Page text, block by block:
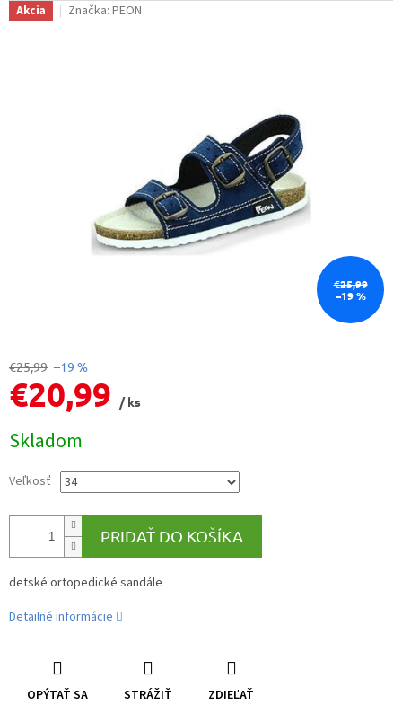
Akcia Značka: PEON
€25,99
–19 %
€25,99 –19 %
€20,99
/ ks
cena:
Skladom
Veľkosť
PRIDAŤ DO KOŠÍKA
detské ortopedické sandále
Detailné informácie
OPÝTAŤ SA STRÁŽIŤ ZDIEĽAŤ